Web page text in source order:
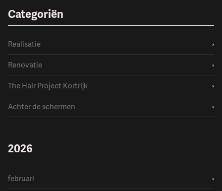
Categoriën
Realisatie
›
Renovatie
›
The Hair Project Kortrijk
›
Achter de schermen
›
2026
februari ›